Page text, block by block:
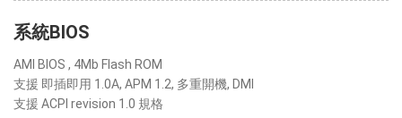
系統BIOS
AMI BIOS , 4Mb Flash ROM
支援 即插即用 1.0A, APM 1.2, 多重開機, DMI
支援 ACPI revision 1.0 規格